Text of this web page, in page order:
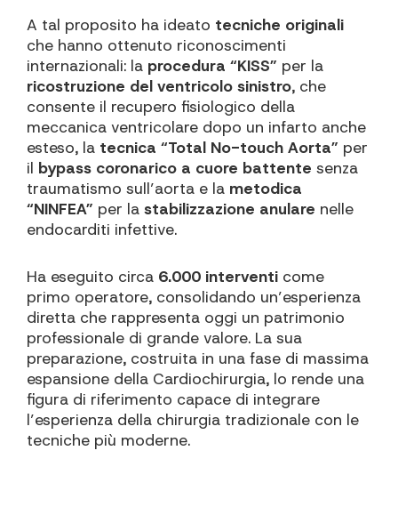
A tal proposito ha ideato tecniche originali
che hanno ottenuto riconoscimenti
internazionali: la procedura “KISS” per la
ricostruzione del ventricolo sinistro, che
consente il recupero fisiologico della
meccanica ventricolare dopo un infarto anche
esteso, la tecnica “Total No-touch Aorta” per
il bypass coronarico a cuore battente senza
traumatismo sull’aorta e la metodica
“NINFEA” per la stabilizzazione anulare nelle
endocarditi infettive.
Ha eseguito circa 6.000 interventi come
primo operatore, consolidando un’esperienza
diretta che rappresenta oggi un patrimonio
professionale di grande valore. La sua
preparazione, costruita in una fase di massima
espansione della Cardiochirurgia, lo rende una
figura di riferimento capace di integrare
l’esperienza della chirurgia tradizionale con le
tecniche più moderne.